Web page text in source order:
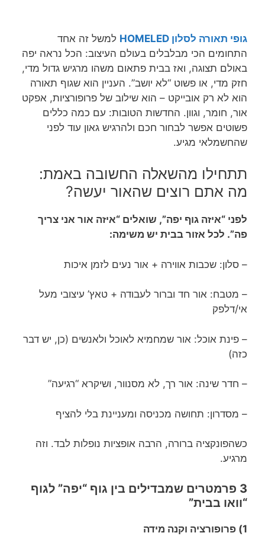
גופי תאורה לסלון HOMELED למשל זה אחד
התחומים הכי מבלבלים בעולם העיצוב: הכל נראה יפה
באולם תצוגה, ואז בבית פתאום משהו מרגיש גדול מדי,
חזק מדי, או פשוט “לא יושב”. העניין הוא שגוף תאורה
הוא לא רק אובייקט – הוא שילוב של פרופורציות, אפקט
אור, חומר, וגוון. החדשות הטובות: עם כמה כללים
פשוטים אפשר לבחור חכם ולהרגיש גאון עוד לפני
שהחשמלאי מגיע.
תתחילו מהשאלה החשובה באמת:
מה אתם רוצים שהאור יעשה?
לפני “איזה גוף יפה”, שואלים “איזה אור אני צריך
פה”. לכל אזור בבית יש משימה:
– סלון: שכבות אווירה + אור נעים לזמן איכות
– מטבח: אור חד וברור לעבודה + טאץ’ עיצובי מעל
אי/דלפק
– פינת אוכל: אור שמחמיא לאוכל ולאנשים (כן, יש דבר
כזה)
– חדר שינה: אור רך, לא מסנוור, ושיקרא “רגיעה”
– מסדרון: תחושה מכניסה ומעניינת בלי להציף
כשהפונקציה ברורה, הרבה אופציות נופלות לבד. וזה
מרגיע.
3 פרמטרים שמבדילים בין גוף “יפה” לגוף
“וואו בבית”
1) פרופורציה וקנה מידה